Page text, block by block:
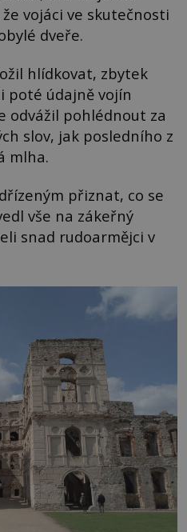
vojáci ve skutečnosti
dveře.
hlídkovat, zbytek
poté údajně vojín
odvážil pohlédnout za
slov, jak posledního z
mlha.
přiznat, co se
vše na zákeřný
snad rudoarmějci v